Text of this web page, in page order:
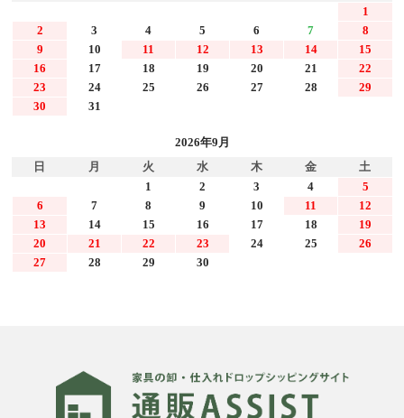
1
2
3 4 5 6 7
8
9
10 11 12 13 14
15
16
17 18 19 20 21
22
23
24 25 26 27 28
29
30
31
2026年9月
日
月 火 水 木 金
土
1
2 3 4
5
6
7 8 9 10 11
12
13
14 15 16 17 18
19
20
21 22 23 24 25
26
27
28 29 30